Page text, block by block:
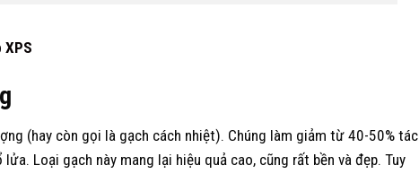
XPS
(hay còn gọi là gạch cách nhiệt). Chúng làm giảm từ 40-50% tác
Loại gạch này mang lại hiệu quả cao, cũng rất bền và đẹp. Tuy